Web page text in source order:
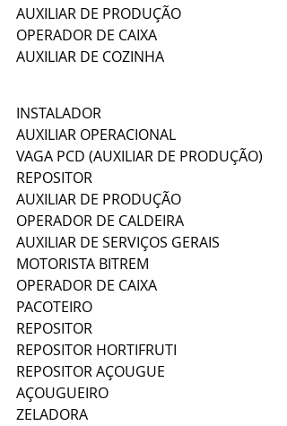
AUXILIAR DE PRODUÇÃO
OPERADOR DE CAIXA
AUXILIAR DE COZINHA
INSTALADOR
AUXILIAR OPERACIONAL
VAGA PCD (AUXILIAR DE PRODUÇÃO)
REPOSITOR
AUXILIAR DE PRODUÇÃO
OPERADOR DE CALDEIRA
AUXILIAR DE SERVIÇOS GERAIS
MOTORISTA BITREM
OPERADOR DE CAIXA
PACOTEIRO
REPOSITOR
REPOSITOR HORTIFRUTI
REPOSITOR AÇOUGUE
AÇOUGUEIRO
ZELADORA